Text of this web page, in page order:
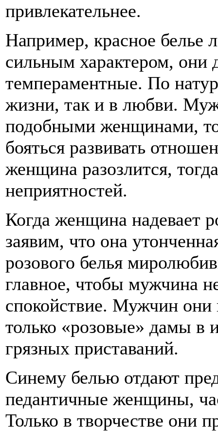
привлекательнее.
Например, красное
сильным характером, они
темпераментные. По
жизни, так и в любви.
подобными женщинами,
бояться развивать
женщина разозлится,
неприятностей.
Когда женщина надевает
заявим, что она
розового белья
главное, чтобы мужчина
спокойствие. Мужчин
только «розовые» дамы в
грязных приставаний.
Синему белью отдают
педантичные женщины,
Только в творчестве они